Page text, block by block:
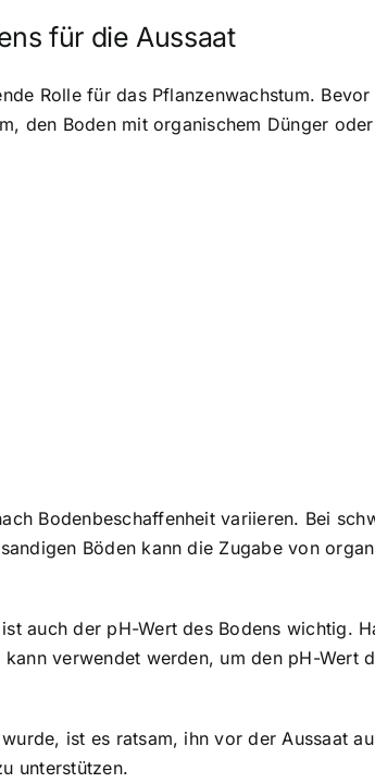
für die Aussaat
Rolle für das Pflanzenwachstum.
den Boden mit organischem Dünger
Bodenbeschaffenheit variieren. Bei
Böden kann die Zugabe von
auch der pH-Wert des Bodens wichtig.
verwendet werden, um den pH-
ist es ratsam, ihn vor der Aussaat
unterstützen.